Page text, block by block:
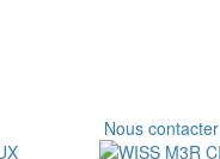
Nous contacter